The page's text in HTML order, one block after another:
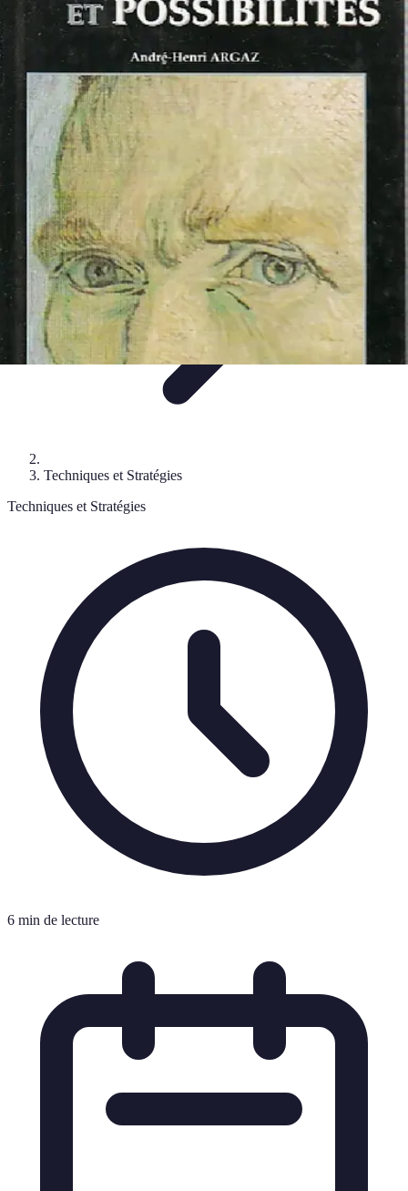
Volley Direct
Stratégies et Techniques Entraînement et Techniques Techniques et
Entraînement et Technique Stratégies d'équipe
Volley Direct
Techniques et Stratégies
Techniques et Stratégies
6 min de lecture